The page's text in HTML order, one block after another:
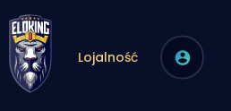
Lojalność